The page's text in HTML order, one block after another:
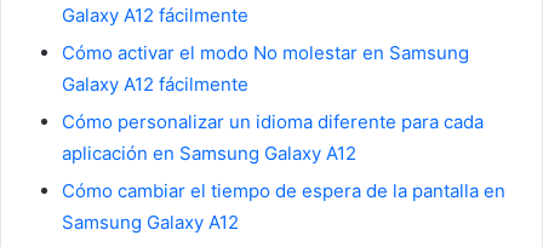
Galaxy A12 fácilmente
Cómo activar el modo No molestar en Samsung
Galaxy A12 fácilmente
Cómo personalizar un idioma diferente para cada
aplicación en Samsung Galaxy A12
Cómo cambiar el tiempo de espera de la pantalla en
Samsung Galaxy A12